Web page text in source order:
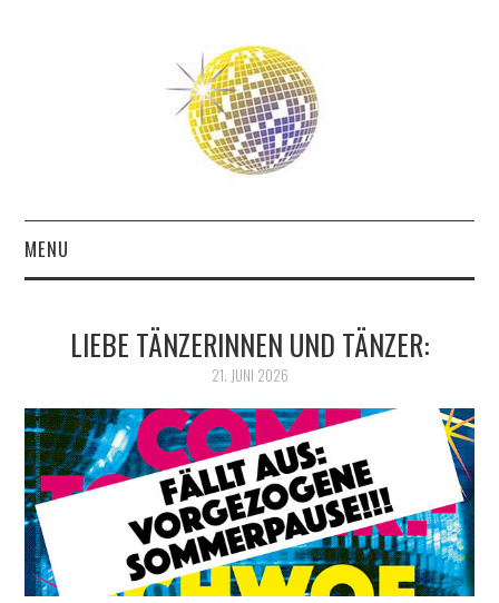
MENU
THE FUTURE
THE PAST
FRIENDS
IMPRINT
LIEBE TÄNZERINNEN UND TÄNZER:
21. JUNI 2026